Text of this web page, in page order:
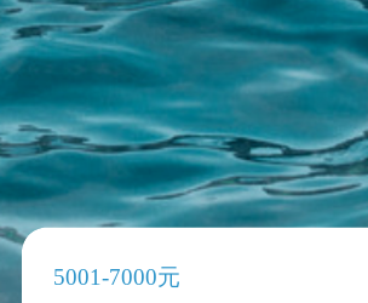
5001-7000元